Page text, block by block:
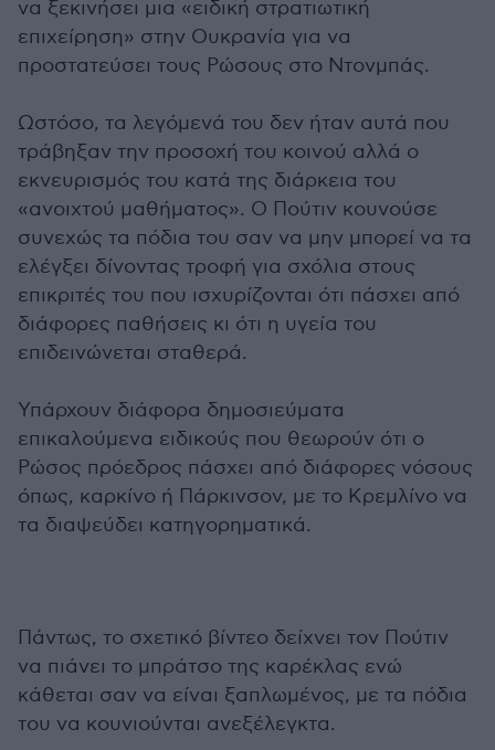
να ξεκινήσει μια «ειδική στρατιωτική
επιχείρηση» στην Ουκρανία για να
προστατεύσει τους Ρώσους στο Ντονμπάς.
Ωστόσο, τα λεγόμενά του δεν ήταν αυτά που
τράβηξαν την προσοχή του κοινού αλλά ο
εκνευρισμός του κατά της διάρκεια του
«ανοιχτού μαθήματος». Ο Πούτιν κουνούσε
συνεχώς τα πόδια του σαν να μην μπορεί να τα
ελέγξει δίνοντας τροφή για σχόλια στους
επικριτές του που ισχυρίζονται ότι πάσχει από
διάφορες παθήσεις κι ότι η υγεία του
επιδεινώνεται σταθερά.
Υπάρχουν διάφορα δημοσιεύματα
επικαλούμενα ειδικούς που θεωρούν ότι ο
Ρώσος πρόεδρος πάσχει από διάφορες νόσους
όπως, καρκίνο ή Πάρκινσον, με το Κρεμλίνο να
τα διαψεύδει κατηγορηματικά.
Πάντως, τo σχετικό βίντεο δείχνει τον Πούτιν
να πιάνει το μπράτσο της καρέκλας ενώ
κάθεται σαν να είναι ξαπλωμένος, με τα πόδια
του να κουνιούνται ανεξέλεγκτα.